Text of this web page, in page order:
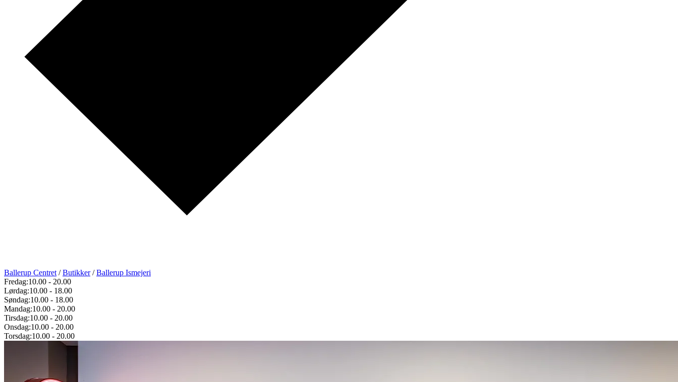
Ballerup Centret /Butikker/Ballerup Ismejeri
Fredag:10.00 - 20.00
Lørdag:10.00 - 18.00
Søndag:10.00 - 18.00
Mandag:10.00 - 20.00
Tirsdag:10.00 - 20.00
Onsdag:10.00 - 20.00
Torsdag:10.00 - 20.00